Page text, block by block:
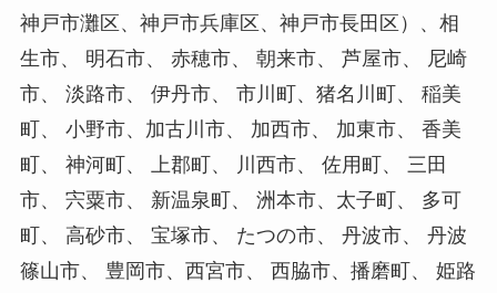
神戸市灘区、神戸市兵庫区、神戸市長田区）、相
生市、 明石市、 赤穂市、 朝来市、 芦屋市、 尼崎
市、 淡路市、 伊丹市、 市川町、猪名川町、 稲美
町、 小野市、加古川市、 加西市、 加東市、 香美
町、 神河町、 上郡町、 川西市、 佐用町、 三田
市、 宍粟市、 新温泉町、 洲本市、太子町、 多可
町、 高砂市、 宝塚市、 たつの市、 丹波市、 丹波
篠山市、 豊岡市、西宮市、 西脇市、播磨町、 姫路